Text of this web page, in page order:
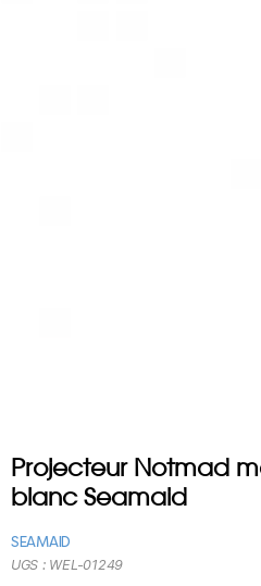
Projecteur Notmad
blanc Seamaid
SEAMAID
UGS : WEL-01249